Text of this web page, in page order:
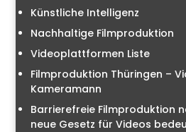
Künstliche Intelligenz
Nachhaltige Filmproduktion
Videoplattformen Liste
Filmproduktion Thüringen –
Kameramann
Barrierefreie Filmproduktion
neue Gesetz für Videos